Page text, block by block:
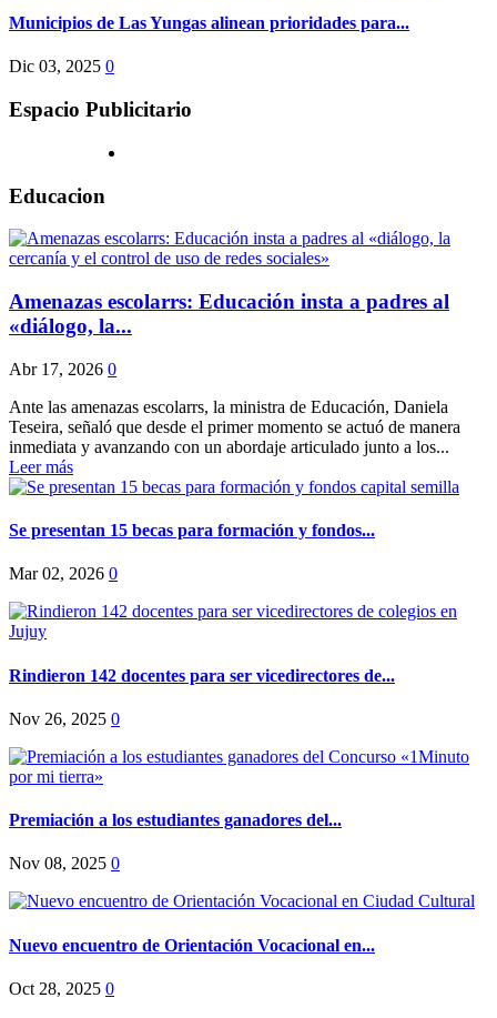
Municipios de Las Yungas alinean prioridades para...
Dic 03, 2025 0
Espacio Publicitario
Educacion
Amenazas escolarrs: Educación insta a padres al
«diálogo, la...
Abr 17, 2026 0
Ante las amenazas escolarrs, la ministra de Educación, Daniela
Teseira, señaló que desde el primer momento se actuó de manera
inmediata y avanzando con un abordaje articulado junto a los...
Leer más
Se presentan 15 becas para formación y fondos...
Mar 02, 2026 0
Rindieron 142 docentes para ser vicedirectores de...
Nov 26, 2025 0
Premiación a los estudiantes ganadores del...
Nov 08, 2025 0
Nuevo encuentro de Orientación Vocacional en...
Oct 28, 2025 0